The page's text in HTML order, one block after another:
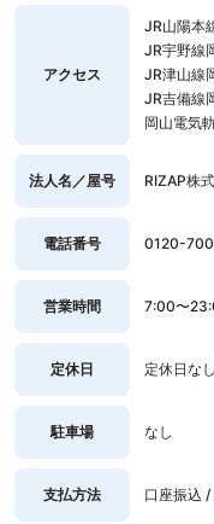
アクセス
JR山陽本
JR宇野線
JR津山線
JR吉備線
岡山電気
法人名／屋号 RIZAP株
電話番号 0120-
営業時間 7:00〜
定休日 定休日なし
駐車場 なし
支払方法 口座振込